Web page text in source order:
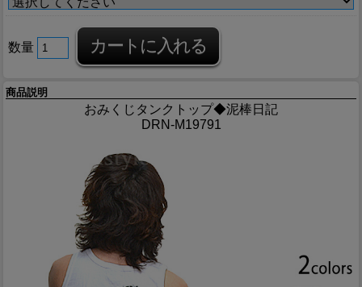
数量
商品説明
おみくじタンクトップ◆泥棒日記
DRN-M19791